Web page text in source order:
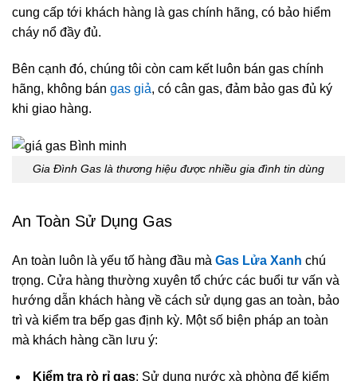
cung cấp tới khách hàng là gas chính hãng, có bảo hiểm
cháy nổ đầy đủ.
Bên cạnh đó, chúng tôi còn cam kết luôn bán gas chính
hãng, không bán gas giả, có cân gas, đảm bảo gas đủ ký
khi giao hàng.
Gia Đình Gas là thương hiệu được nhiều gia đình tin dùng
An Toàn Sử Dụng Gas
An toàn luôn là yếu tố hàng đầu mà Gas Lửa Xanh chú
trọng. Cửa hàng thường xuyên tổ chức các buổi tư vấn và
hướng dẫn khách hàng về cách sử dụng gas an toàn, bảo
trì và kiểm tra bếp gas định kỳ. Một số biện pháp an toàn
mà khách hàng cần lưu ý:
Kiểm tra rò rỉ gas: Sử dụng nước xà phòng để kiểm